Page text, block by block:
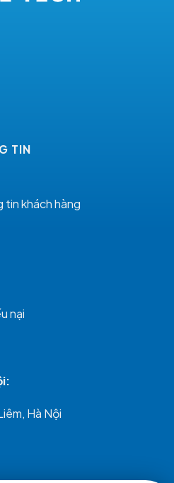
TIN
tin khách hàng
nại
Hà Nội